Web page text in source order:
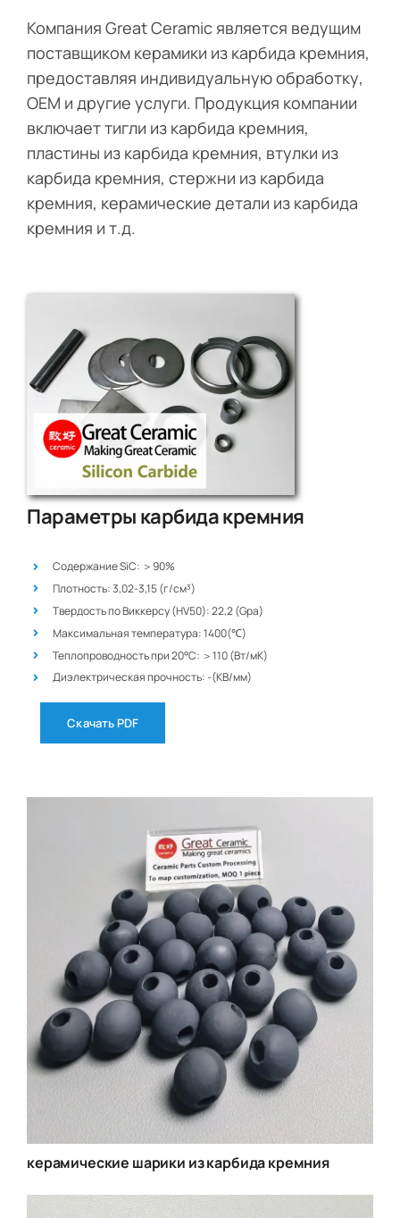
Компания Great Ceramic является ведущим
поставщиком керамики из карбида кремния,
предоставляя индивидуальную обработку,
OEM и другие услуги. Продукция компании
включает тигли из карбида кремния,
пластины из карбида кремния, втулки из
карбида кремния, стержни из карбида
кремния, керамические детали из карбида
кремния и т.д.
Параметры карбида кремния
Содержание SiC: ＞90%
Плотность: 3,02-3,15 (г/см³)
Твердость по Виккерсу (HV50): 22,2 (Gpa)
Максимальная температура: 1400(℃)
Теплопроводность при 20°C: ＞110 (Вт/мК)
Диэлектрическая прочность: -(КВ/мм)
Скачать PDF
керамические шарики из карбида кремния